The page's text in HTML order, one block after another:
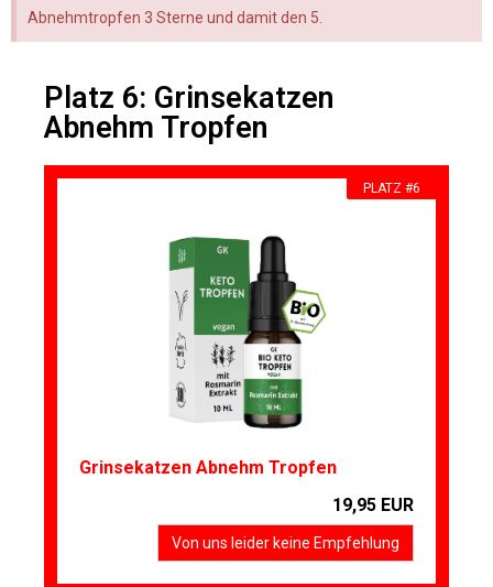
Abnehmtropfen 3 Sterne und damit den 5.
Platz 6: Grinsekatzen
Abnehm Tropfen
PLATZ #6
Grinsekatzen Abnehm Tropfen
19,95 EUR
Von uns leider keine Empfehlung